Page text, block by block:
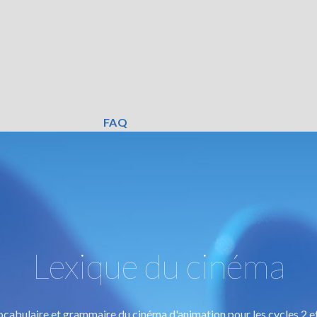
FAQ
Lexique du cinéma
et grammaire du cinéma d'animation pour les cycles 2